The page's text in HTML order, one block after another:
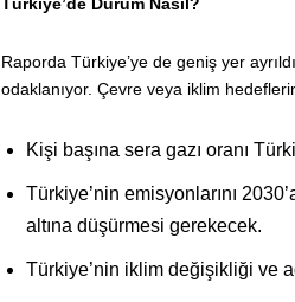
Raporda Türkiye’ye de geniş yer
odaklanıyor. Çevre veya iklim
Kişi başına sera gazı oranı
Türkiye’nin emisyonlarını
altına düşürmesi gerekecek.
Türkiye’nin iklim değişikliği ve